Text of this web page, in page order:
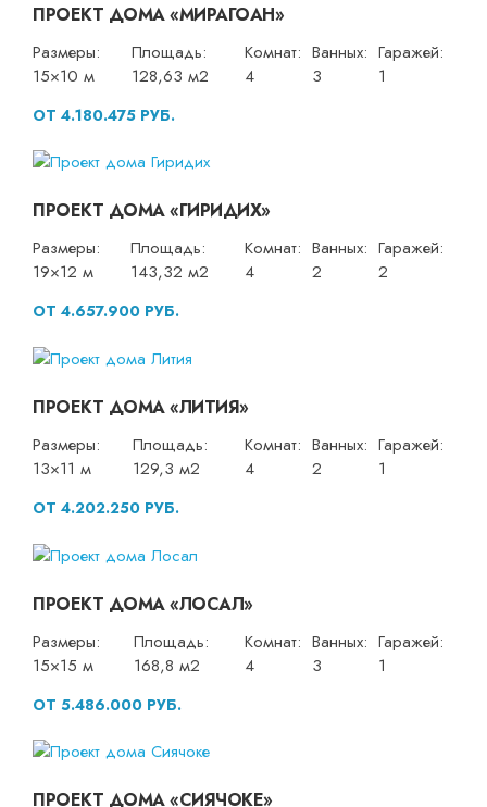
ПРОЕКТ ДОМА «МИРАГОАН»
Размеры:
15×10 м
Площадь:
128,63 м2
Комнат:
4
Ванных:
3
Гаражей:
1
ОТ 4.180.475 РУБ.
ПРОЕКТ ДОМА «ГИРИДИХ»
Размеры:
19×12 м
Площадь:
143,32 м2
Комнат:
4
Ванных:
2
Гаражей:
2
ОТ 4.657.900 РУБ.
ПРОЕКТ ДОМА «ЛИТИЯ»
Размеры:
13×11 м
Площадь:
129,3 м2
Комнат:
4
Ванных:
2
Гаражей:
1
ОТ 4.202.250 РУБ.
ПРОЕКТ ДОМА «ЛОСАЛ»
Размеры:
15×15 м
Площадь:
168,8 м2
Комнат:
4
Ванных:
3
Гаражей:
1
ОТ 5.486.000 РУБ.
ПРОЕКТ ДОМА «СИЯЧОКЕ»